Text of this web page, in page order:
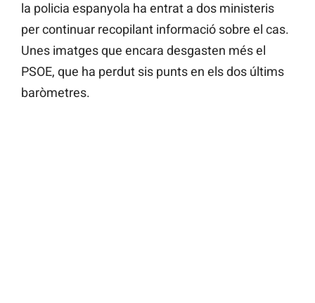
la policia espanyola ha entrat a dos ministeris
per continuar recopilant informació sobre el cas.
Unes imatges que encara desgasten més el
PSOE, que ha perdut sis punts en els dos últims
baròmetres.